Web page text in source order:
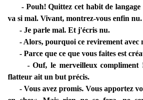
- Pouh! Quittez cet habit de langage
va si mal. Vivant, montrez-vous enfin nu.
- Je parle mal. Et j'écris nu.
- Alors, pourquoi ce revirement avec
- Parce que ce que vous faites est
- Ouf, le merveilleux compliment !
flatteur ait un but précis.
- Vous avez promis. Vous apportez